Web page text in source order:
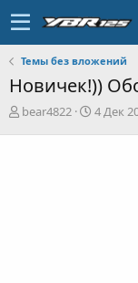
Темы без вложений
Новичек!))
А
bear4822
Д
4 Дек